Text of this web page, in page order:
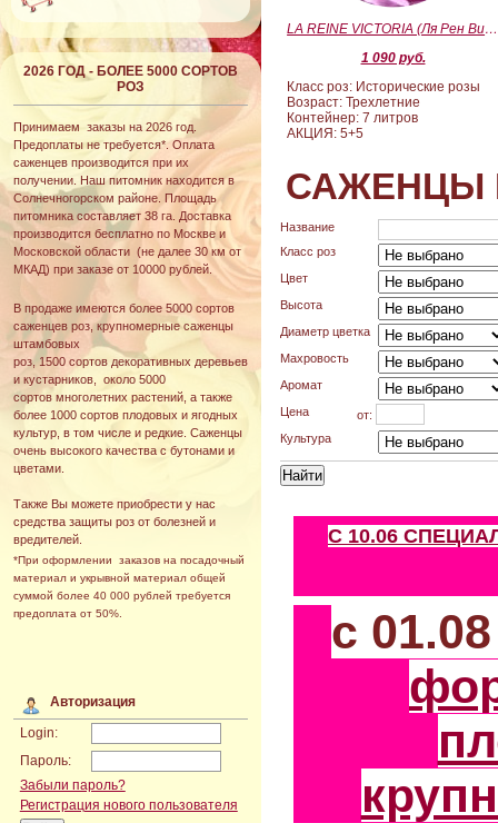
2026 ГОД - БОЛЕЕ 5000 СОРТОВ
РОЗ
Принимаем заказы на 2026 год.
Предоплаты не требуется*. Оплата
саженцев производится при их
получении. Наш питомник находится в
Солнечногорском районе. Площадь
питомника составляет 38 га. Доставка
производится бесплатно по Москве и
Московской области (не далее 30 км от
МКАД) при заказе от 10000 рублей.
В продаже имеются более 5000 сортов
саженцев роз, крупномерные саженцы
штамбовых
роз, 1500 сортов декоративных деревьев
и кустарников, около 5000
сортов многолетних растений, а также
более 1000 сортов плодовых и ягодных
культур, в том числе и редкие. Саженцы
очень высокого качества с бутонами и
цветами.
Также Вы можете приобрести у нас
средства защиты роз от болезней и
вредителей.
*При оформлении заказов на посадочный
материал и укрывной материал общей
суммой более 40 000 рублей требуется
предоплата от 50%.
Авторизация
Login:
Пароль:
Забыли пароль?
Регистрация нового пользователя
LA REINE VICTORIA (Ля Рен Виктория)
1 090 руб.
Класс роз: Исторические розы
Возраст: Трехлетние
Контейнер: 7 литров
АКЦИЯ: 5+5
САЖЕНЦЫ
Название
Класс роз
Цвет
Высота
Диаметр цветка
Махровость
Аромат
Цена
от:
Культура
С 10.06
с